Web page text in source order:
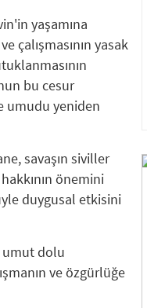
yaşamına
çalışmasının yasak
bu cesur
umudu yeniden
savaşın siviller
hakkının önemini
duygusal etkisini
umut dolu
ve özgürlüğe